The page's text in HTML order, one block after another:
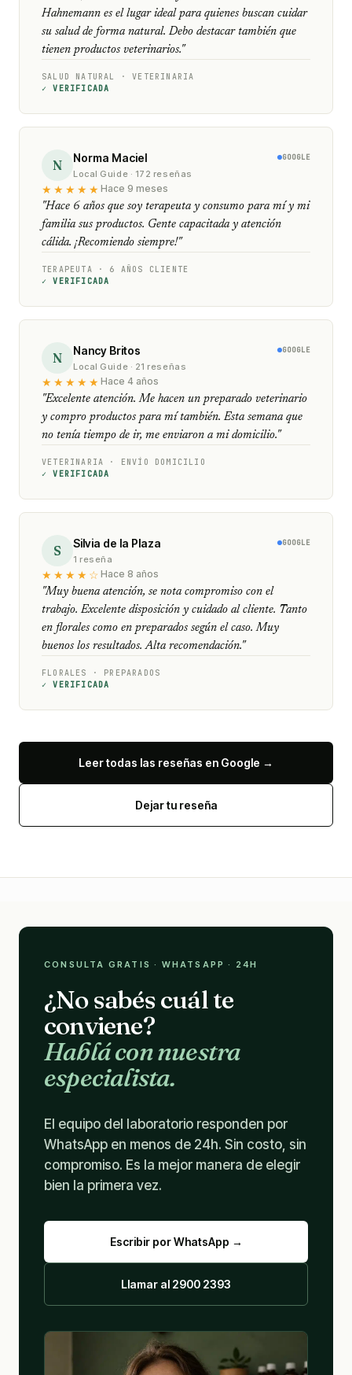
Hahnemann es el lugar ideal para quienes buscan cuidar
su salud de forma natural. Debo destacar también que
tienen productos veterinarios."
SALUD NATURAL · VETERINARIA
✓ VERIFICADA
N Norma Maciel
Local Guide · 172 reseñas
GOOGLE
★★★★★ Hace 9 meses
"Hace 6 años que soy terapeuta y consumo para mí y mi
familia sus productos. Gente capacitada y atención
cálida. ¡Recomiendo siempre!"
TERAPEUTA · 6 AÑOS CLIENTE
✓ VERIFICADA
N Nancy Britos
Local Guide · 21 reseñas
GOOGLE
★★★★★ Hace 4 años
"Excelente atención. Me hacen un preparado veterinario
y compro productos para mí también. Esta semana que
no tenía tiempo de ir, me enviaron a mi domicilio."
VETERINARIA · ENVÍO DOMICILIO
✓ VERIFICADA
S Silvia de la Plaza
1 reseña
GOOGLE
★★★★☆ Hace 8 años
"Muy buena atención, se nota compromiso con el
trabajo. Excelente disposición y cuidado al cliente. Tanto
en florales como en preparados según el caso. Muy
buenos los resultados. Alta recomendación."
FLORALES · PREPARADOS
✓ VERIFICADA
Leer todas las reseñas en Google →
Dejar tu reseña
CONSULTA GRATIS · WHATSAPP · 24H
¿No sabés cuál te
conviene?
Hablá con nuestra
especialista.
El equipo del laboratorio responden por
WhatsApp en menos de 24h. Sin costo, sin
compromiso. Es la mejor manera de elegir
bien la primera vez.
Escribir por WhatsApp →
Llamar al 2900 2393